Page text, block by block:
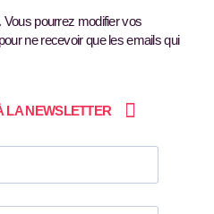
Vous pourrez modifier vos
ne recevoir que les emails qui
LA NEWSLETTER